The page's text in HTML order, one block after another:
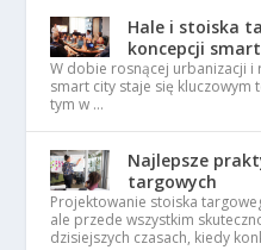
Hale i stoiska
koncepcji
W dobie rosnącej urbanizacji
smart city staje się kluczowym
tym w …
Najlepsze
targowych
Projektowanie stoiska
ale przede wszystkim
dzisiejszych czasach, kiedy